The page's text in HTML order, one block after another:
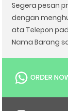
Segera pesan
dengan
ata Telepon
Nama Barang
ORDER